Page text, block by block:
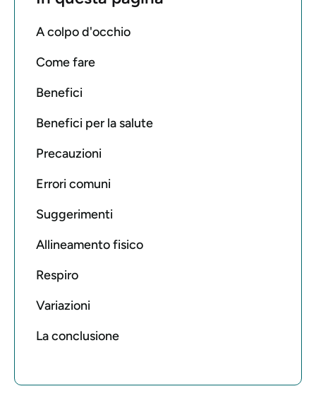
A colpo d'occhio
Come fare
Benefici
Benefici per la salute
Precauzioni
Errori comuni
Suggerimenti
Allineamento fisico
Respiro
Variazioni
La conclusione